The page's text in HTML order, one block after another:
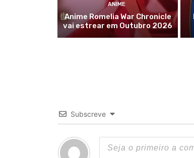
ANIME
Anime Romelia War Chronicle
vai estrear em Outubro 2026
Subscreve